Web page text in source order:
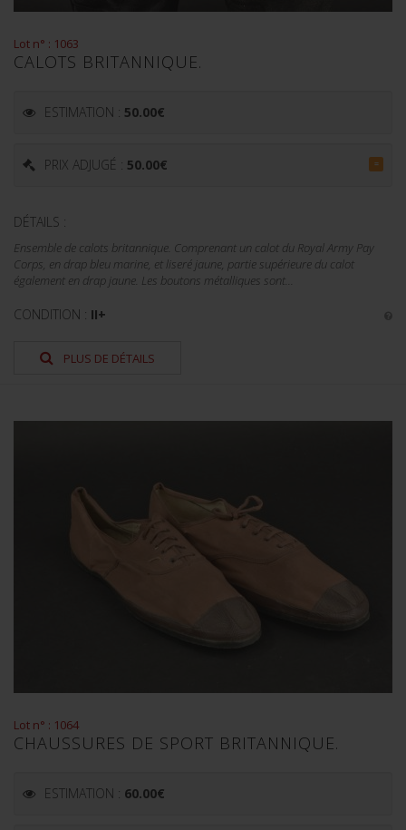
Lot n° : 1063
CALOTS BRITANNIQUE.
ESTIMATION : 50.00€
PRIX ADJUGÉ : 50.00€ =
DÉTAILS :
Ensemble de calots britannique. Comprenant un calot du Royal Army Pay
Corps, en drap bleu marine, et liseré jaune, partie supérieure du calot
également en drap jaune. Les boutons métalliques sont...
CONDITION : II+
PLUS DE DÉTAILS
Lot n° : 1064
CHAUSSURES DE SPORT BRITANNIQUE.
ESTIMATION : 60.00€